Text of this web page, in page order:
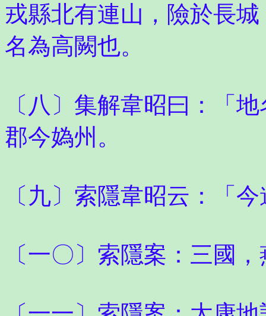
戎縣北有連山，險於長
名為高闕也。
〔八〕集解韋昭曰：「
郡今媯州。
〔九〕索隱韋昭云：「
〔一〇〕索隱案：三國